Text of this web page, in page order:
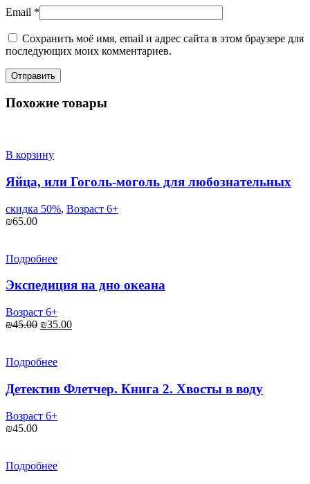
Email *
Сохранить моё имя, email и адрес сайта в этом браузере для
последующих моих комментариев.
Похожие товары
В корзину
Яйца, или Гоголь-моголь для любознательных
скидка 50%, Возраст 6+
₪65.00
Подробнее
Экспедиция на дно океана
Возраст 6+
₪45.00 Первоначальная
₪45.00.
₪35.00Текущая
Подробнее
Детектив Флетчер. Книга 2. Хвосты в воду
Возраст 6+
₪45.00
Подробнее